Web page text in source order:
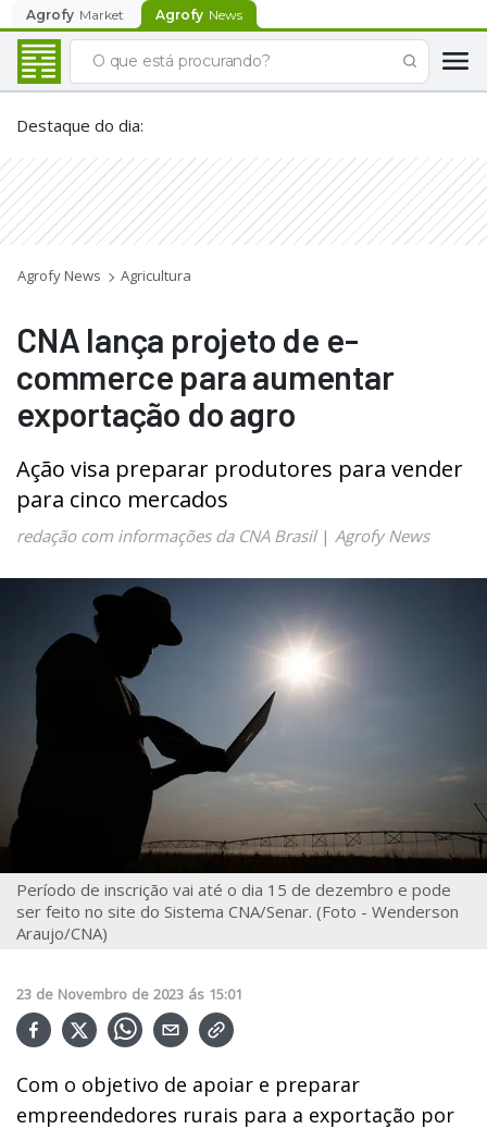
Agrofy Market Agrofy News
Destaque do dia:
Agrofy News Agricultura
CNA lança projeto de e-
commerce para aumentar
exportação do agro
Ação visa preparar produtores para vender
para cinco mercados
redação com informações da CNA Brasil| Agrofy News
Período de inscrição vai até o dia 15 de dezembro e pode
ser feito no site do Sistema CNA/Senar. (Foto - Wenderson
Araujo/CNA)
23 de Novembro de 2023 ás 15:01
Com o objetivo de apoiar e preparar
empreendedores rurais para a exportação por